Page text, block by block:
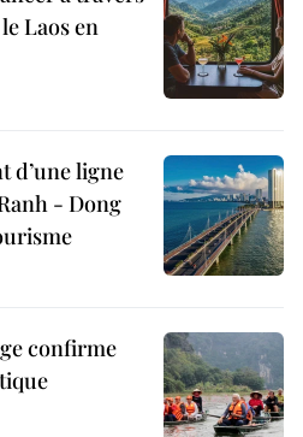
Laos en
d’une ligne
- Dong
confirme